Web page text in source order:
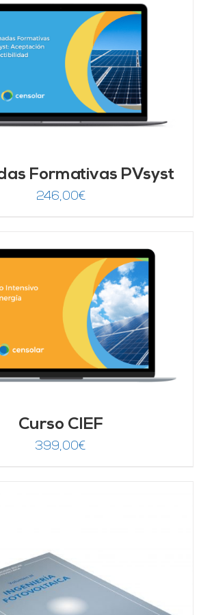
1.250,00€.625,00€.
Formativas PVsyst
246,00€
Curso CIEF
399,00€